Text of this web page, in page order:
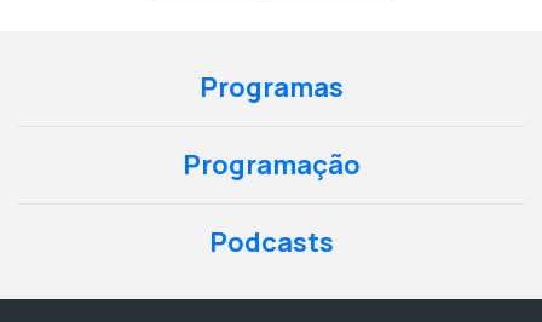
Programas
Programação
Podcasts